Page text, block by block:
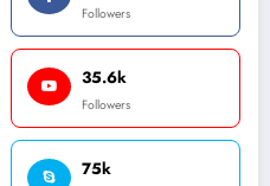
Followers
35.6k
Followers
75k